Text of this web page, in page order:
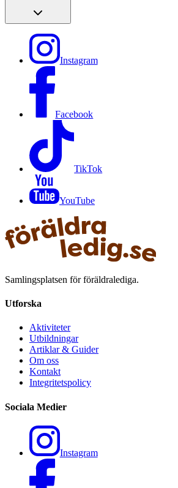
Instagram
Facebook
TikTok
YouTube
Samlingsplatsen för föräldralediga.
Utforska
Aktiviteter
Utbildningar
Artiklar & Guider
Om oss
Kontakt
Integritetspolicy
Sociala Medier
Instagram